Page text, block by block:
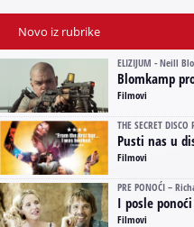
Novo iz rubrike
ELIZIJUM - Neill
Blomkamp
Filmovi
THE SECRET
Pusti nas u
Filmovi
PRE PONOĆI –
I posle
Filmovi